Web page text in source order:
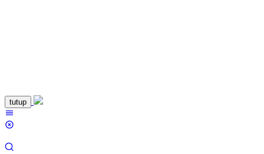
Loncat
ke
konten
tutup